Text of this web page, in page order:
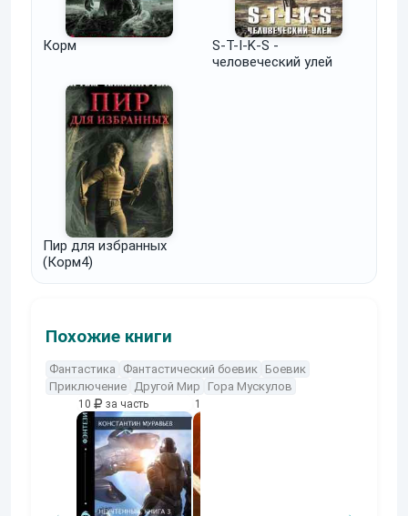
Корм
S-T-I-K-S -
человеческий улей
Пир для избранных
(Корм4)
Похожие книги
Фантастика Фантастический боевик Боевик
Приключение Другой Мир Гора Мускулов
10 за часть 10